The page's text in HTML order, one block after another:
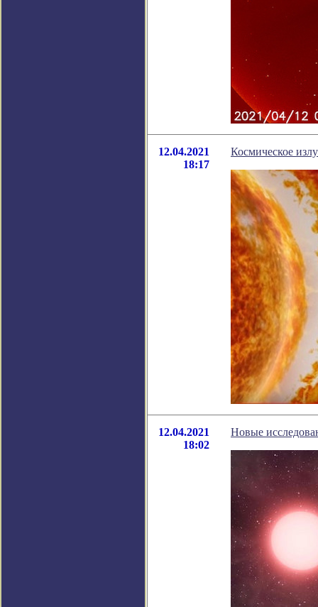
12.04.2021
18:17
Космическое
12.04.2021
18:02
Новые